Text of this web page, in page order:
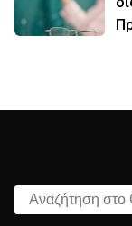
Αναζήτηση στο